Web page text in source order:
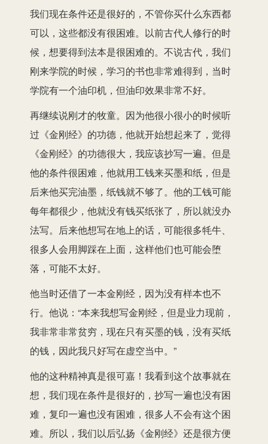
我们现在条件还是很好的，不管你买什么东西都
可以，这些都没有很困难。以前古代人修行的时
候，想要得到法本是很困难的。不说古代，我们
刚来学院的时候，学习的书也非常难得到，当时
学院有一个油印机，但油印效果非常不好。
再继续说刚才的牧童。因为他很小很小的时候听
过《金刚经》的功德，他就开始想起来了，觉得
《金刚经》的功德很大，我应该抄写一遍。但是
他的条件很困难，他就用工钱来买墨和纸，但是
后来他买完油墨，纸钱就不够了。他的工钱可能
每年都很少，他就没有钱买纸张了，所以就没办
法写。后来他想写在地上的话，可能很多牦牛、
很多人会用脚踩在上面，这样他们也可能会堕
落，可能不太好。
他当时还借了一本金刚经，因为没有样本也不
行。他说：“本来我想写金刚经，但是业力现前，
我非常非常贫穷，现在只有买墨的钱，没有买纸
的钱，因此我只好写在虚空当中。”
他的这种精神真是很可嘉！我看到这个故事就在
想，我们现在条件是很好的，抄写一遍也没有困
难，复印一遍也没有困难，很多人不会有这个困
难。所以，我们以后弘扬《金刚经》还是很方便